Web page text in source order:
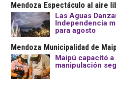
Mendoza Espectáculo al aire
Las Aguas
Independencia
para agosto
Mendoza Municipalidad de
Maipú capacitó
manipulación